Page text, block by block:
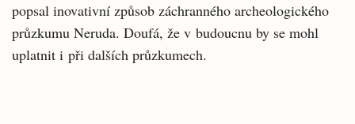
popsal inovativní způsob záchranného archeologického
průzkumu Neruda. Doufá, že v budoucnu by se mohl
uplatnit i při dalších průzkumech.